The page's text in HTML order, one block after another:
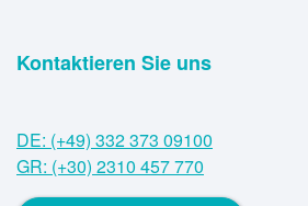
Kontaktieren Sie uns
DE: (+49) 332 373 09100
GR: (+30) 2310 457 770